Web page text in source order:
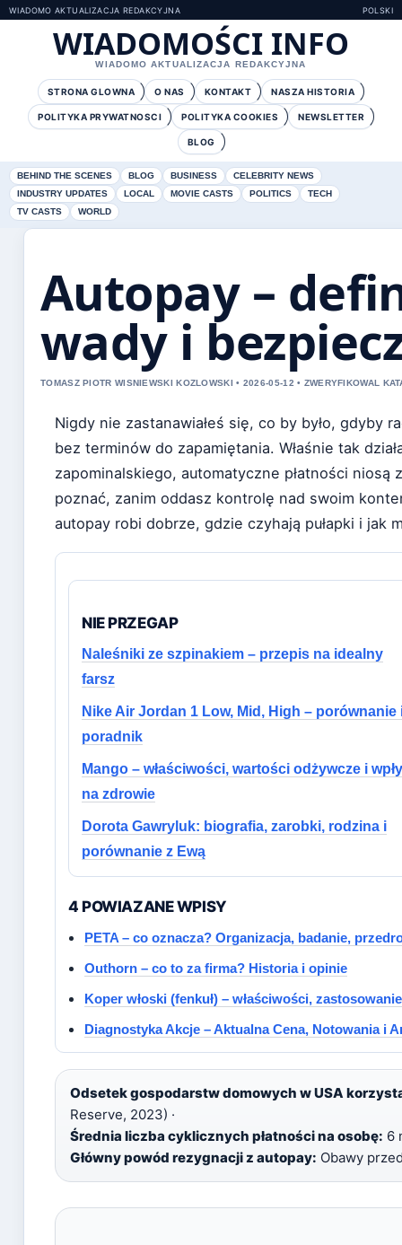
WIADOMO AKTUALIZACJA REDAKCYJNA POLSKI
WIADOMOŚCI INFO
WIADOMO AKTUALIZACJA REDAKCYJNA
STRONA GLOWNA O NAS KONTAKT NASZA HISTORIA
POLITYKA PRYWATNOSCI POLITYKA COOKIES NEWSLETTER
BLOG
BEHIND THE SCENES BLOG BUSINESS
CELEBRITY NEWS
INDUSTRY UPDATES
LOCAL MOVIE CASTS POLITICS
TECH
TV CASTS
WORLD
Autopay –
wady i
TOMASZ PIOTR WISNIEWSKI KOZLOWSKI • 2026-05-12 • ZWERYFIKOWAL
Nigdy nie zastanawiałeś się, co by było, gdyby
bez terminów do zapamiętania. Właśnie tak
zapominalskiego, automatyczne płatności
poznać, zanim oddasz kontrolę nad swoim
autopay robi dobrze, gdzie czyhają pułapki i jak
NIE PRZEGAP
Naleśniki ze szpinakiem – przepis na idealny
farsz
Nike Air Jordan 1 Low, Mid, High – porównanie
poradnik
Mango – właściwości, wartości odżywcze i
na zdrowie
Dorota Gawryluk: biografia, zarobki, rodzina i
porównanie z Ewą
4 POWIAZANE WPISY
PETA – co oznacza? Organizacja, badanie,
Outhorn – co to za firma? Historia i opinie
Koper włoski (fenkuł) – właściwości,
Diagnostyka Akcje – Aktualna Cena, Notowania i
Odsetek gospodarstw domowych w USA
Reserve, 2023) ·
Średnia liczba cyklicznych płatności na osobę: 6
Główny powód rezygnacji z autopay: Obawy